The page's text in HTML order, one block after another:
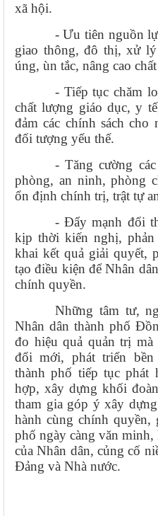
xã hội.
- Ưu tiên nguồn
giao thông, đô thị, xử
úng, ùn tắc, nâng cao
- Tiếp tục chăm
chất lượng giáo dục, y
đảm các chính sách
đối tượng yếu thế.
- Tăng cường
phòng, an ninh, phòng
ổn định chính trị, trật tự
- Đẩy mạnh đối
kịp thời kiến nghị, phản
khai kết quả giải quyết,
tạo điều kiện để Nhân
chính quyền.
Những tâm tư,
Nhân dân thành phố
đo hiệu quả quản trị
đổi mới, phát triển
thành phố tiếp tục phát
hợp, xây dựng khối
tham gia góp ý xây
hành cùng chính quyền,
phố ngày càng văn
của Nhân dân, củng cố
Đảng và Nhà nước.